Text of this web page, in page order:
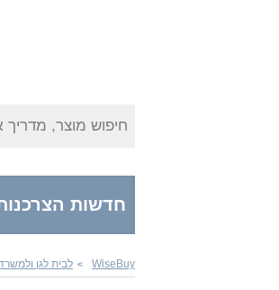
חיפוש מוצר, מדריך
חדשות
WiseBuy
> לבית לגן